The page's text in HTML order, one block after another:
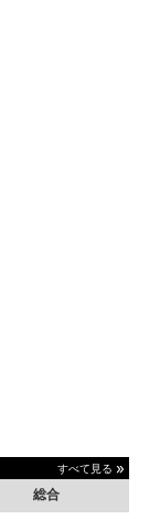
すべて見る
総合